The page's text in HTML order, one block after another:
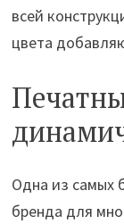
всей
цвета
Одна из самых
бренда для